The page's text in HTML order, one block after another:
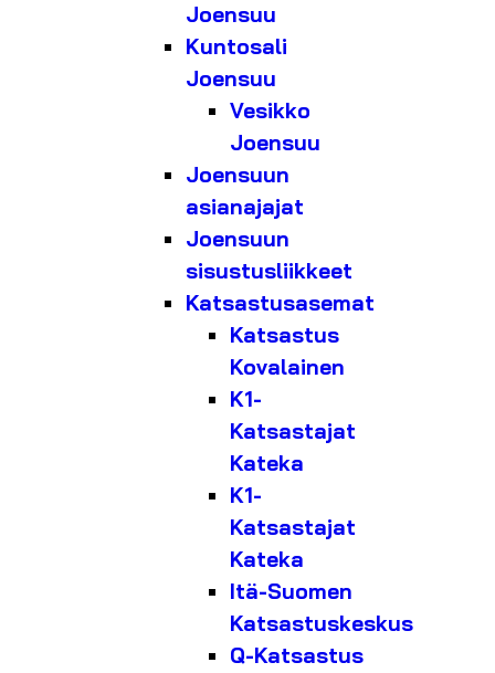
Joensuu
Kuntosali
Joensuu
Vesikko
Joensuu
Joensuun
asianajajat
Joensuun
sisustusliikkeet
Katsastusasemat
Katsastus
Kovalainen
K1-
Katsastajat
Kateka
K1-
Katsastajat
Kateka
Itä-Suomen
Katsastuskeskus
Q-Katsastus